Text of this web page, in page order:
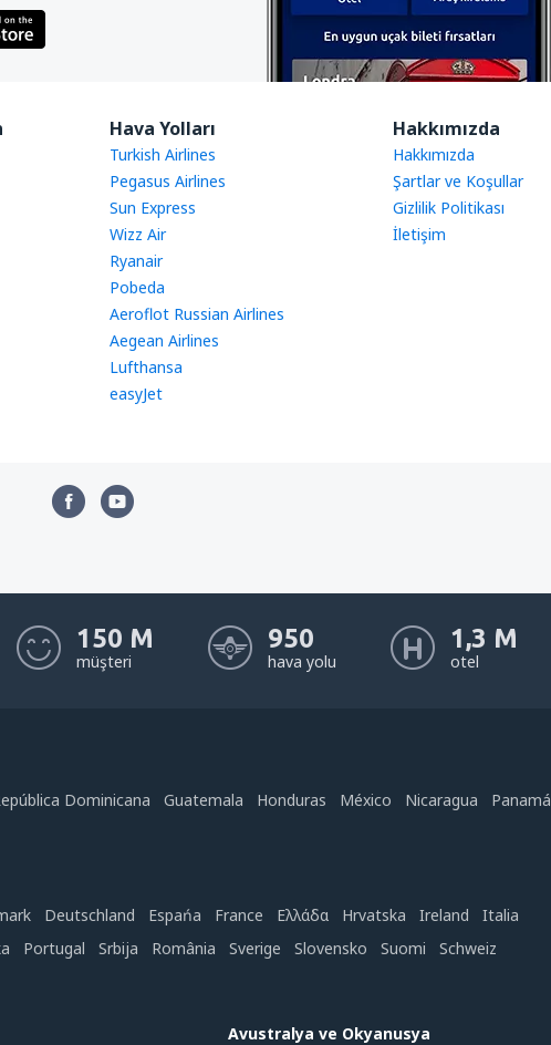
Hava Yolları
Turkish Airlines
Pegasus Airlines
Sun Express
Wizz Air
Ryanair
Pobeda
Aeroflot Russian Airlines
Aegean Airlines
Lufthansa
easyJet
Hakkımızda
Hakkımızda
Şartlar ve Koşullar
Gizlilik Politikası
İletişim
150 M
müşteri
950
hava yolu
1,3 M
otel
Dominicana Guatemala Honduras México Nicaragua Panamá
Deutschland Espańa France Ελλάδα Hrvatska Ireland
Italia
Portugal Srbija România Sverige Slovensko Suomi
Schweiz
Avustralya ve Okyanusya